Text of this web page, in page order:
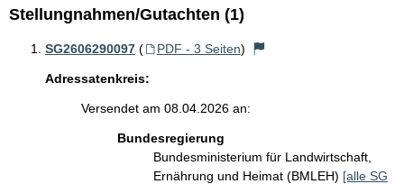
Stellungnahmen/Gutachten (1)
SG2606290097 ( PDF - 3 Seiten)
Adressatenkreis:
Versendet am 08.04.2026 an:
Bundesregierung
Bundesministerium für Landwirtschaft,
Ernährung und Heimat (BMLEH) [alle SG